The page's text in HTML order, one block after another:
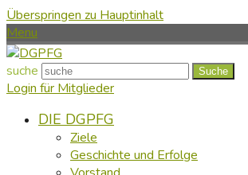
Überspringen zu Hauptinhalt
Menu
suche Suche
Login für Mitglieder
DIE DGPFG
Ziele
Geschichte und Erfolge